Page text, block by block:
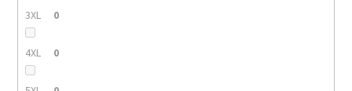
3XL 0
4XL 0